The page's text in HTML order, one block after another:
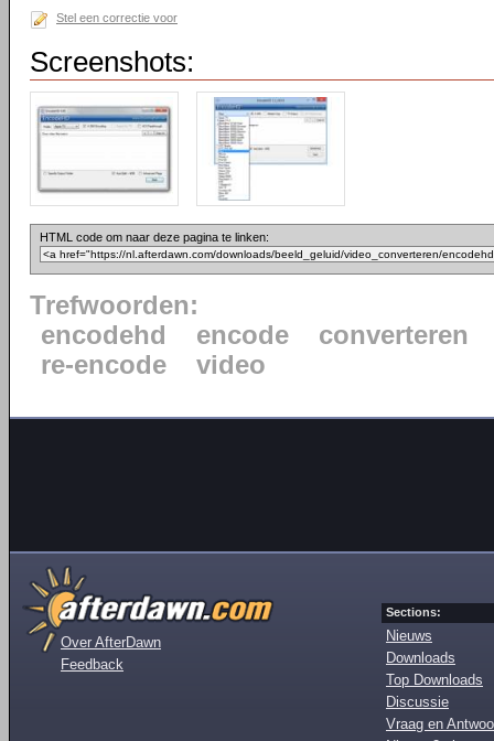
Stel een correctie voor
Screenshots:
HTML code om naar deze pagina te linken:
Trefwoorden:
encodehd
encode
converteren
re-encode
video
Over AfterDawn
Feedback
Sections:
Nieuws
Downloads
Top Downloads
Discussie
Vraag en